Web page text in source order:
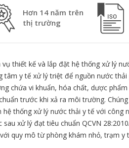
Hơn 14 năm trên
thị trường
vụ thiết kế và lắp đặt hệ thống xử lý
tâm y tế xử lý triệt để nguồn nước
chứa vi khuẩn, hóa chất, dược
trước khi xả ra môi trường.
hệ thống xử lý nước thải y tế với công
sau xử lý đạt tiêu chuẩn QCVN
quy mô từ phòng khám nhỏ, trạm y